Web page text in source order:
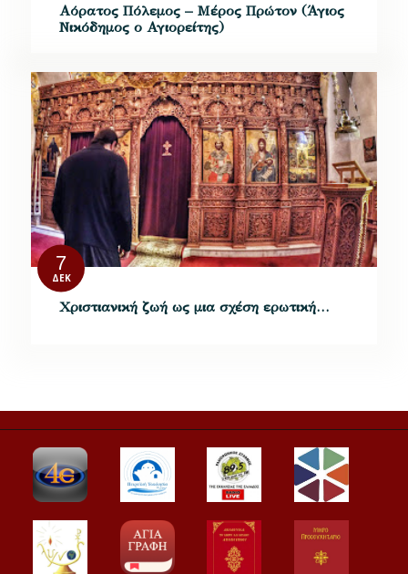
Αόρατος Πόλεμος – Μέρος Πρώτον (Άγιος
Νικόδημος ο Αγιορείτης)
7
ΔΕΚ
Χριστιανική ζωή ως μια σχέση ερωτική…